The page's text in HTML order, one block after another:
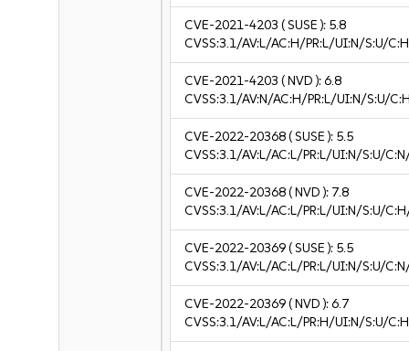
CVE-2021-4203 ( SUSE ): 5.8
CVSS:3.1/AV:L/AC:H/PR:L/UI:N/S:U/
CVE-2021-4203 ( NVD ):6.8
CVSS:3.1/AV:N/AC:H/PR:L/UI:N/S:U/
CVE-2022-20368( SUSE ): 5.5
CVSS:3.1/AV:L/AC:L/PR:L/UI:N/S:U/
CVE-2022-20368( NVD ): 7.8
CVSS:3.1/AV:L/AC:L/PR:L/UI:N/S:U/
CVE-2022-20369( SUSE ): 5.5
CVSS:3.1/AV:L/AC:L/PR:L/UI:N/S:U/
CVE-2022-20369( NVD ):6.7
CVSS:3.1/AV:L/AC:L/PR:H/UI:N/S:U/